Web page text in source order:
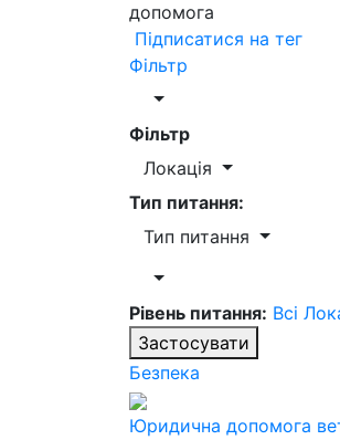
допомога
Підписатися на тег
Фільтр
Фільтр
Локація
Тип питання:
Тип питання
Рівень питання: Всі
Застосувати
Безпека
Юридична допомога